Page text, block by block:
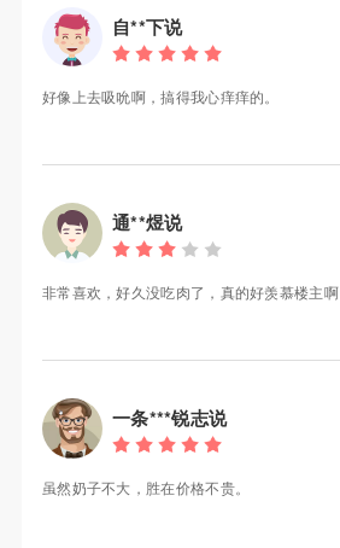
自**下说
好像上去吸吮啊，搞得我心痒痒的。
通**煜说
非常喜欢，好久没吃肉了，真的好羡慕楼主啊
一条***锐志说
虽然奶子不大，胜在价格不贵。